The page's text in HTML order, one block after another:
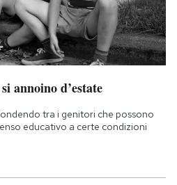
annoino d’estate
tra i genitori che possono
educativo a certe condizioni